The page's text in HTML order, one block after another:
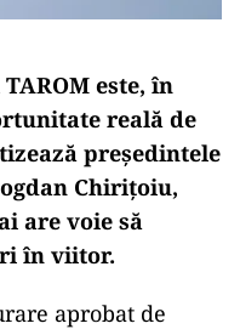
este, în
reală de
președintele
Chirițoiu,
are voie să
în viitor.
aprobat de